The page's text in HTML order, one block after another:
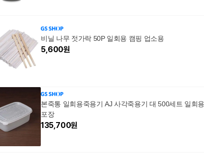
비닐 나무 젓가락 50P 일회용 캠핑 업소용
5,600원
본죽통 일회용죽용기 AJ 사각죽용기 대 500세트 일회
포장
135,700원